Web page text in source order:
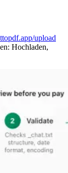
upload
Hochladen,